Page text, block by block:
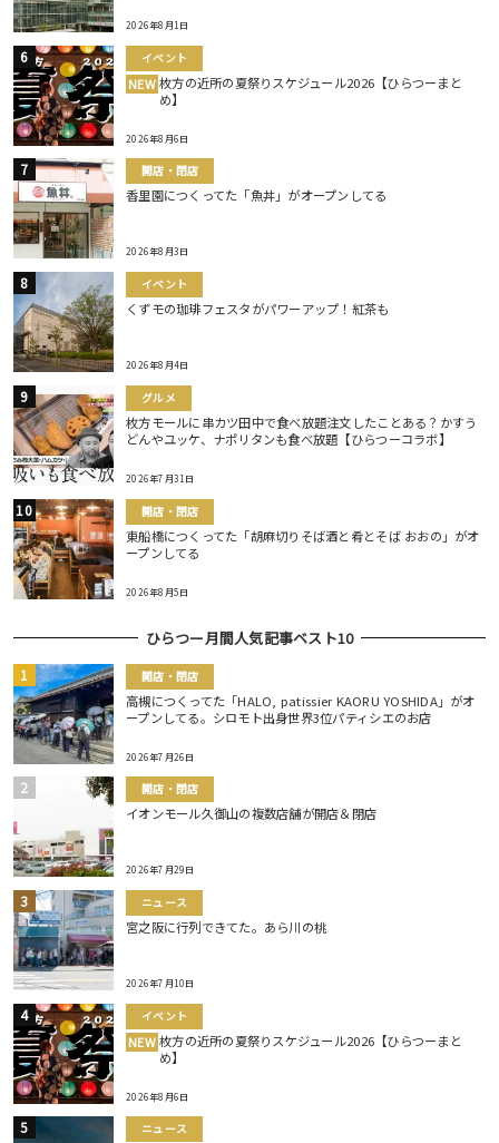
2026年8月1日
イベント
NEW 枚方の近所の夏祭りスケジュール2026【ひらつーまと
め】
2026年8月6日
開店・閉店
香里園につくってた「魚丼」がオープンしてる
2026年8月3日
イベント
くずモの珈琲フェスタがパワーアップ！紅茶も
2026年8月4日
グルメ
枚方モールに串カツ田中で食べ放題注文したことある？かすう
どんやユッケ、ナポリタンも食べ放題【ひらつーコラボ】
2026年7月31日
開店・閉店
東船橋につくってた「胡麻切りそば酒と肴とそば おおの」がオ
ープンしてる
2026年8月5日
ひらつー月間人気記事ベスト10
開店・閉店
高槻につくってた「HALO, patissier KAORU YOSHIDA」がオ
ープンしてる。シロモト出身世界3位パティシエのお店
2026年7月26日
開店・閉店
イオンモール久御山の複数店舗が開店＆閉店
2026年7月29日
ニュース
宮之阪に行列できてた。あら川の桃
2026年7月10日
イベント
NEW 枚方の近所の夏祭りスケジュール2026【ひらつーまと
め】
2026年8月6日
ニュース